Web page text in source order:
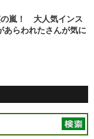
の嵐！ 大人気インス
あらわれたさんが気に